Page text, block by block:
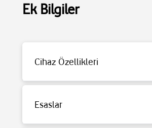
Ek Bilgiler
Cihaz Özellikleri
Sürücü Tipi Dinamik
Frekans Cevabı 20 Hz – 20 Khz
Çalma Süresi 100 Saatte kadar Kablosuz
Esaslar
Detaylı bilgi içintıklayınız.